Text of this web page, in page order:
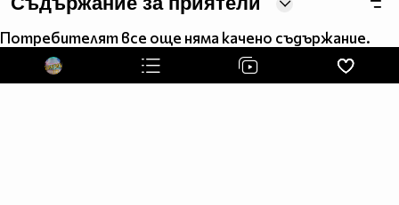
УЕБ ДИЗАЙН
Потребителят все още няма качено съдържание.